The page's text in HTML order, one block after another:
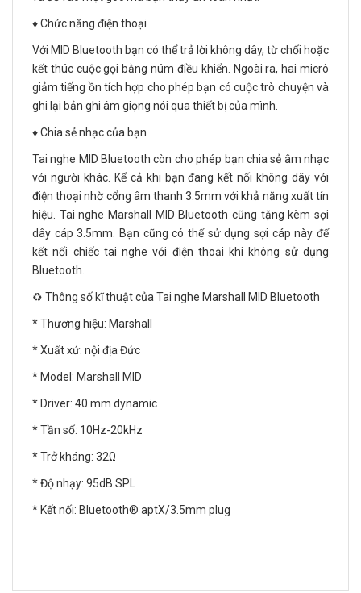
♦️ Chức năng điện thoại
Với MID Bluetooth bạn có thể trả lời không dây, từ chối hoặc
kết thúc cuộc gọi bằng núm điều khiển. Ngoài ra, hai micrô
giảm tiếng ồn tích hợp cho phép bạn có cuộc trò chuyện và
ghi lại bản ghi âm giọng nói qua thiết bị của mình.
♦️ Chia sẻ nhạc của bạn
Tai nghe MID Bluetooth còn cho phép bạn chia sẻ âm nhạc
với người khác. Kể cả khi bạn đang kết nối không dây với
điện thoại nhờ cổng âm thanh 3.5mm với khả năng xuất tín
hiệu. Tai nghe Marshall MID Bluetooth cũng tặng kèm sợi
dây cáp 3.5mm. Bạn cũng có thể sử dụng sợi cáp này để
kết nối chiếc tai nghe với điện thoại khi không sử dụng
Bluetooth.
♻️ Thông số kĩ thuật của Tai nghe Marshall MID Bluetooth
* Thương hiệu: Marshall
* Xuất xứ: nội địa Đức
* Model: Marshall MID
* Driver: 40 mm dynamic
* Tần số: 10Hz-20kHz
* Trở kháng: 32Ω
* Độ nhạy: 95dB SPL
* Kết nối: Bluetooth® aptX/3.5mm plug